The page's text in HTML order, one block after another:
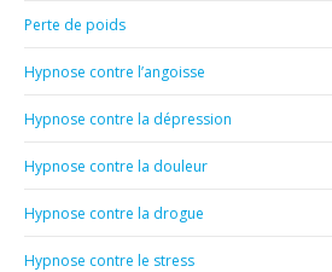
Perte de poids
Hypnose contre l’angoisse
Hypnose contre la dépression
Hypnose contre la douleur
Hypnose contre la drogue
Hypnose contre le stress